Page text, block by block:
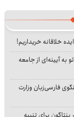
خلاقانه خریداریم!
به آیینه‌ای از جامعه
فارسی‌زبان وزارت